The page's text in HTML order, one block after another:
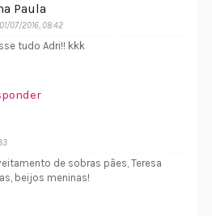
Paula
01/07/2016, 08:42
tudo Adri!! kkk
de sobras pães, Teresa
beijos meninas!